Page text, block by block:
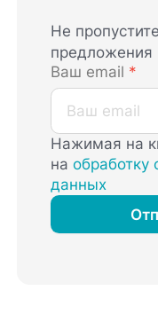
Не
предложения
Ваш email *
Нажимая на
наобработку
данных